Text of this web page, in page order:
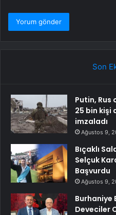
Son
Putin, Rus
25 bin kişi
imzaladı
Ağustos 9,
Bıçaklı
Selçuk
Başvurdu
Ağustos 9,
Burhaniye
Deveciler